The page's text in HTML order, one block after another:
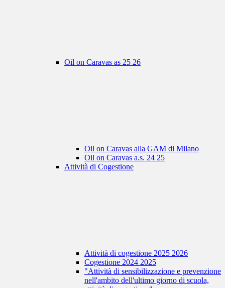
Oil on Caravas as 25 26
Oil on Caravas alla GAM di Milano
Oil on Caravas a.s. 24 25
Attività di Cogestione
Attività di cogestione 2025 2026
Cogestione 2024 2025
"Attività di sensibilizzazione e prevenzione
nell'ambito dell'ultimo giorno di scuola,